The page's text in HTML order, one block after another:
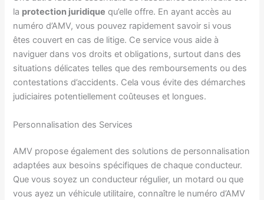
la protection juridique qu’elle offre. En ayant accès au
numéro d’AMV, vous pouvez rapidement savoir si vous
êtes couvert en cas de litige. Ce service vous aide à
naviguer dans vos droits et obligations, surtout dans des
situations délicates telles que des remboursements ou des
contestations d’accidents. Cela vous évite des démarches
judiciaires potentiellement coûteuses et longues.
Personnalisation des Services
AMV propose également des solutions de personnalisation
adaptées aux besoins spécifiques de chaque conducteur.
Que vous soyez un conducteur régulier, un motard ou que
vous ayez un véhicule utilitaire, connaître le numéro d’AMV